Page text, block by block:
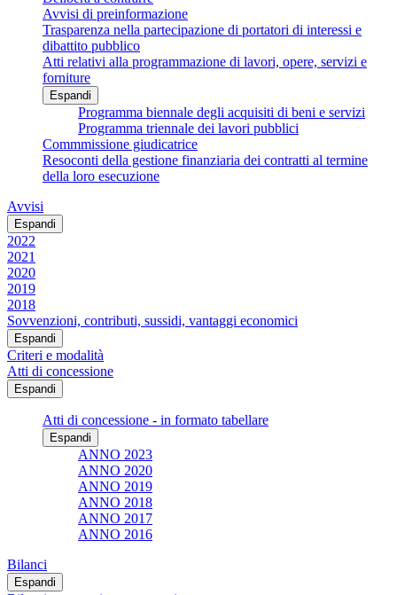
Avvisi di preinformazione
Trasparenza nella partecipazione di portatori di interessi e
dibattito pubblico
Atti relativi alla programmazione di lavori, opere, servizi e
forniture
Espandi
Programma biennale degli acquisiti di beni e servizi
Programma triennale dei lavori pubblici
Commmissione giudicatrice
Resoconti della gestione finanziaria dei contratti al termine
della loro esecuzione
Avvisi
Espandi
2022
2021
2020
2019
2018
Sovvenzioni, contributi, sussidi, vantaggi economici
Espandi
Criteri e modalità
Atti di concessione
Espandi
Atti di concessione - in formato tabellare
Espandi
ANNO 2023
ANNO 2020
ANNO 2019
ANNO 2018
ANNO 2017
ANNO 2016
Bilanci
Espandi